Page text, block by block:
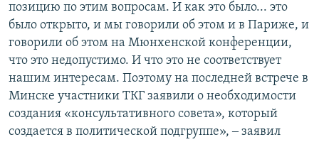
позицию по этим вопросам. И как это было... это
было открыто, и мы говорили об этом и в Париже, и
говорили об этом на Мюнхенской конференции,
что это недопустимо. И что это не соответствует
нашим интересам. Поэтому на последней встрече в
Минске участники ТКГ заявили о необходимости
создания «консультативного совета», который
создается в политической подгруппе», ‒ заявил